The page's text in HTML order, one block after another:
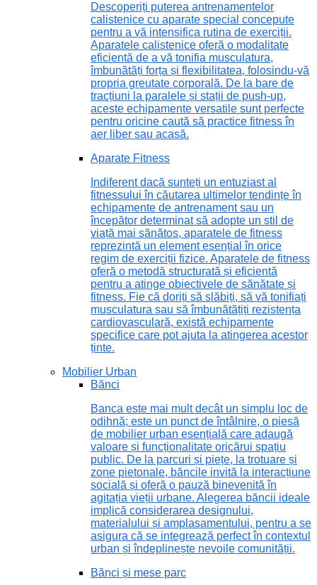
Descoperiți puterea antrenamentelor
calistenice cu aparate special concepute
pentru a vă intensifica rutina de exerciții.
Aparatele calistenice oferă o modalitate
eficientă de a vă tonifia musculatura,
îmbunătăți forța și flexibilitatea, folosindu-vă
propria greutate corporală. De la bare de
tracțiuni la paralele și stații de push-up,
aceste echipamente versatile sunt perfecte
pentru oricine caută să practice fitness în
aer liber sau acasă.
Aparate Fitness
Indiferent dacă sunteți un entuziast al
fitnessului în căutarea ultimelor tendințe în
echipamente de antrenament sau un
începător determinat să adopte un stil de
viață mai sănătos, aparatele de fitness
reprezintă un element esențial în orice
regim de exerciții fizice. Aparatele de fitness
oferă o metodă structurată și eficientă
pentru a atinge obiectivele de sănătate și
fitness. Fie că doriți să slăbiți, să vă tonifiați
musculatura sau să îmbunătățiți rezistența
cardiovasculară, există echipamente
specifice care pot ajuta la atingerea acestor
ținte.
Mobilier Urban
Bănci
Banca este mai mult decât un simplu loc de
odihnă; este un punct de întâlnire, o piesă
de mobilier urban esențială care adaugă
valoare și funcționalitate oricărui spațiu
public. De la parcuri și piețe, la trotuare și
zone pietonale, băncile invită la interacțiune
socială și oferă o pauză binevenită în
agitația vieții urbane. Alegerea băncii ideale
implică considerarea designului,
materialului și amplasamentului, pentru a se
asigura că se integrează perfect în contextul
urban și îndeplinește nevoile comunității.
Bănci și mese parc